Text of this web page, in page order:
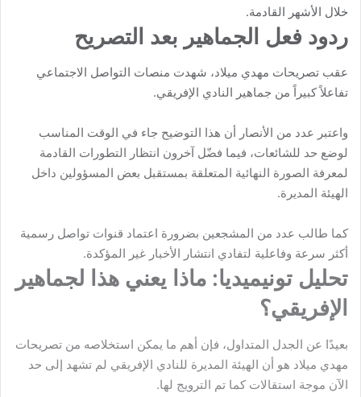
خلال الأشهر القادمة.
ردود فعل الجماهير بعد التصريح
عقب تصريحات مهدي ميلاد، شهدت منصات التواصل الاجتماعي
تفاعلاً كبيراً من جماهير النادي الإفريقي.
واعتبر عدد من الأنصار أن هذا التوضيح جاء في الوقت المناسب
لوضع حد للشائعات، فيما فضّل آخرون انتظار التطورات القادمة
لمعرفة الصورة النهائية المتعلقة بمستقبل بعض المسؤولين داخل
الهيئة المديرة.
كما طالب عدد من المشجعين بضرورة اعتماد قنوات تواصل رسمية
أكثر سرعة وفاعلية لتفادي انتشار الأخبار غير المؤكدة.
تحليل تونيميديا: ماذا يعني هذا لجماهير
الإفريقي؟
بعيدًا عن الجدل المتداول، فإن أهم ما يمكن استخلاصه من تصريحات
مهدي ميلاد هو أن الهيئة المديرة للنادي الإفريقي لم تشهد إلى حد
الآن موجة استقالات كما تم الترويج لها.